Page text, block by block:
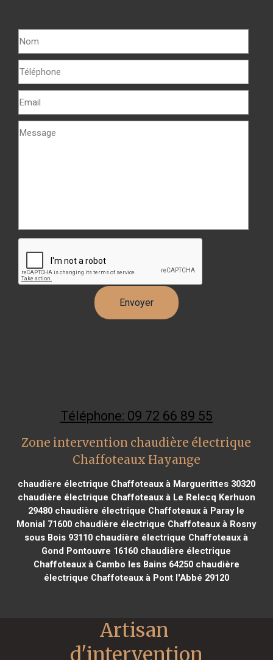
Téléphone: 09 72 66 89 55
Zone intervention chaudière électrique
Chaffoteaux Hayange
chaudière électrique Chaffoteaux à Marguerittes 30320
chaudière électrique Chaffoteaux à Le Relecq Kerhuon
29480 chaudière électrique Chaffoteaux à Paray le
Monial 71600 chaudière électrique Chaffoteaux à Rosny
sous Bois 93110 chaudière électrique Chaffoteaux à
Gond Pontouvre 16160 chaudière électrique
Chaffoteaux à Cambo les Bains 64250chaudière
électrique Chaffoteaux à Pont l'Abbé 29120
Artisan
d'intervention